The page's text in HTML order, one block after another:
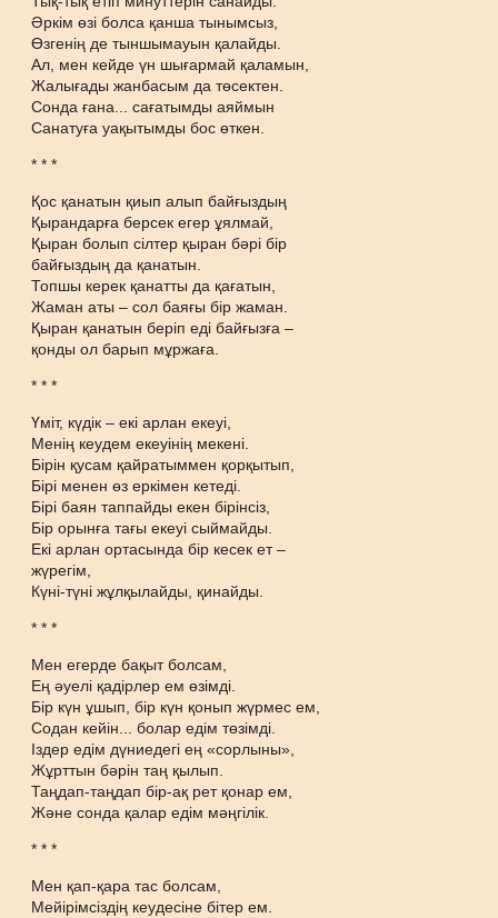
Әркім өзі болса қанша тынымсыз,
Өзгенің де тыншымауын қалайды.
Ал, мен кейде үн шығармай қаламын,
Жалығады жанбасым да төсектен.
Сонда ғана... сағатымды аяймын
Санатуға уақытымды бос өткен.
* * *
Қос қанатын қиып алып байғыздың
Қырандарға берсек егер ұялмай,
Қыран болып сілтер қыран бәрі бір
байғыздың да қанатын.
Топшы керек қанатты да қағатын,
Жаман аты – сол баяғы бір жаман.
Қыран қанатын беріп еді байғызға –
қонды ол барып мұржаға.
* * *
Үміт, күдік – екі арлан екеуі,
Менің кеудем екеуінің мекені.
Бірін қусам қайратыммен қорқытып,
Бірі менен өз еркімен кетеді.
Бірі баян таппайды екен бірінсіз,
Бір орынға тағы екеуі сыймайды.
Екі арлан ортасында бір кесек ет –
жүрегім,
Күні-түні жұлқылайды, қинайды.
* * *
Мен егерде бақыт болсам,
Ең әуелі қадірлер ем өзімді.
Бір күн ұшып, бір күн қонып жүрмес ем,
Содан кейін... болар едім төзімді.
Іздер едім дүниедегі ең «сорлыны»,
Жұрттын бәрін таң қылып.
Таңдап-таңдап бір-ақ рет қонар ем,
Және сонда қалар едім мәңгілік.
* * *
Мен қап-қара тас болсам,
Мейірімсіздің кеудесіне бітер ем.